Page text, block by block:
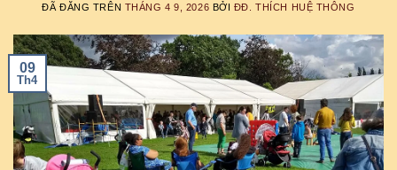
ĐÃ ĐĂNG TRÊN THÁNG 4 9, 2026 BỞI ĐĐ. THÍCH HUỆ THÔNG
09
Th4